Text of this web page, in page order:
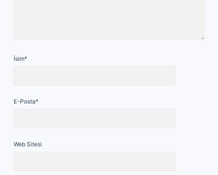
İsim*
E-Posta*
Web Sitesi